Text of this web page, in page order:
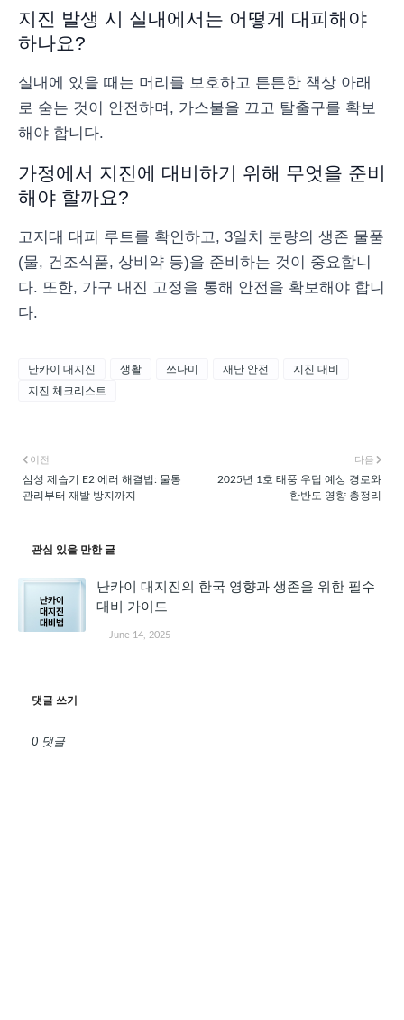
지진 발생 시 실내에서는 어떻게 대피해야
하나요?
실내에 있을 때는 머리를 보호하고 튼튼한 책상 아래
로 숨는 것이 안전하며, 가스불을 끄고 탈출구를 확보
해야 합니다.
가정에서 지진에 대비하기 위해 무엇을 준비
해야 할까요?
고지대 대피 루트를 확인하고, 3일치 분량의 생존 물품
(물, 건조식품, 상비약 등)을 준비하는 것이 중요합니
다. 또한, 가구 내진 고정을 통해 안전을 확보해야 합니
다.
난카이 대지진 생활 쓰나미 재난 안전
지진 대비
지진 체크리스트
다음
2025년 1호 태풍 우딥 예상 경로와
한반도 영향 총정리
이전
삼성 제습기 E2 에러 해결법: 물통
관리부터 재발 방지까지
관심 있을 만한 글
난카이 대지진의 한국 영향과 생존을 위한 필수
대비 가이드
June 14, 2025
댓글 쓰기
0 댓글